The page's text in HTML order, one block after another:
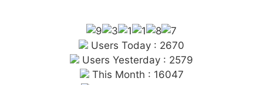
Users Today : 2670
Users Yesterday : 2579
This Month : 16047